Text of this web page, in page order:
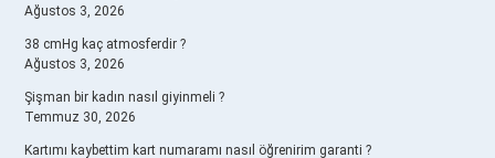
Ağustos 3, 2026
38 cmHg kaç atmosferdir ?
Ağustos 3, 2026
Şişman bir kadın nasıl giyinmeli ?
Temmuz 30, 2026
Kartımı kaybettim kart numaramı nasıl öğrenirim garanti ?